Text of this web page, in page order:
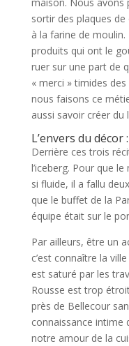
maison. Nous avons
sortir des plaques
à la farine de
produits qui ont le
ruer sur une part de
« merci » timides
nous faisons ce
aussi savoir créer du
L’envers du
Derrière ces trois
l’iceberg. Pour que
si fluide, il a fallu
que le buffet de la
équipe était sur le
Par ailleurs, être un
c’est connaître la
est saturé par les
Rousse est trop
près de Bellecour
connaissance intime
notre amour de la